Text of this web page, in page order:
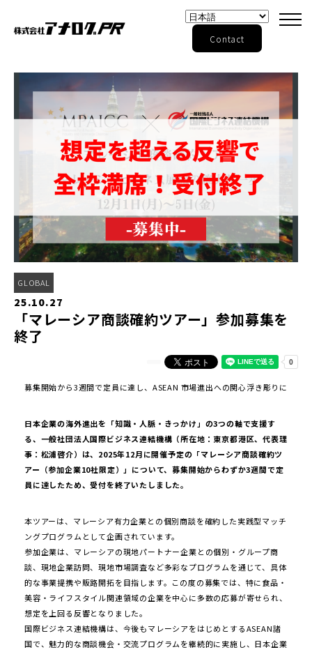
Contact
GLOBAL
25.10.27
「マレーシア商談確約ツアー」参加募集を
終了
募集開始から3週間で定員に達し、ASEAN 市場進出への関心浮き彫りに
日本企業の海外進出を「知識・人脈・きっかけ」の3つの軸で支援す
る、一般社団法人国際ビジネス連結機構（所在地：東京都港区、代表理
事：松浦啓介）は、2025年12月に開催予定の「マレーシア商談確約ツ
アー（参加企業10社限定）」について、募集開始からわずか3週間で定
員に達したため、受付を終了いたしました。
本ツアーは、マレーシア有力企業との個別商談を確約した実践型マッチ
ングプログラムとして企画されています。
参加企業は、マレーシアの現地パートナー企業との個別・グループ商
談、現地企業訪問、現地市場調査など多彩なプログラムを通じて、具体
的な事業提携や販路開拓を目指します。この度の募集では、特に食品・
美容・ライフスタイル関連領域の企業を中心に多数の応募が寄せられ、
想定を上回る反響となりました。
国際ビジネス連結機構は、今後もマレーシアをはじめとするASEAN諸
国で、魅力的な商談機会・交流プログラムを継続的に実施し、日本企業